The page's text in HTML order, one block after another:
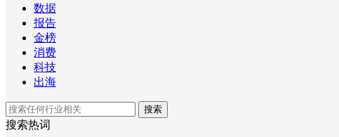
数据
报告
金榜
消费
科技
出海
搜索
搜索热词